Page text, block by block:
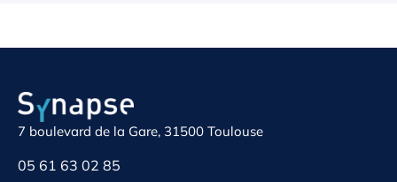
7 boulevard de la Gare, 31500 Toulouse
05 61 63 02 85